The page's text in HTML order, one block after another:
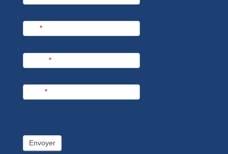
*
*
*
Envoyer